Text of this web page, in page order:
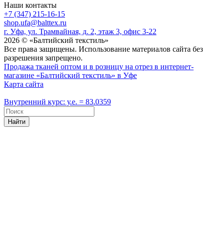
Наши контакты
+7 (347) 215-16-15
shop.ufa@balttex.ru
г. Уфа, ул. Трамвайная, д. 2, этаж 3, офис 3-22
2026 © «Балтийский текстиль»
Все права защищены. Использование материалов сайта без
разрешения запрещено.
Продажа тканей оптом и в розницу на отрез в интернет-
магазине «Балтийский текстиль» в Уфе
Карта сайта
Внутренний курс: у.е. = 83.0359
Найти